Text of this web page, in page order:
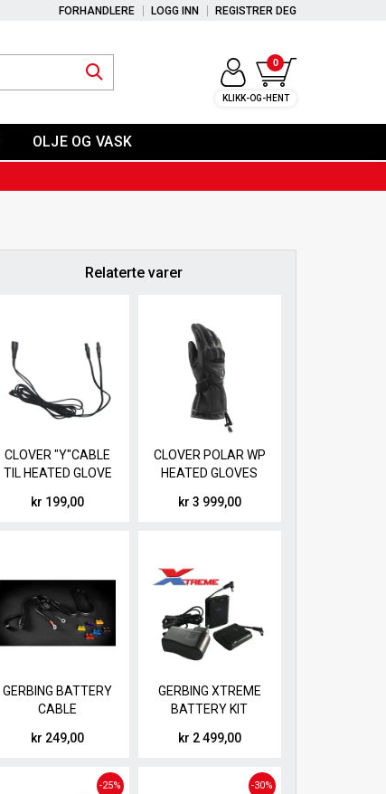
FORHANDLERE LOGG INN REGISTRER DEG
0
KLIKK-OG-HENT
OLJE OG VASK
Relaterte varer
CLOVER "Y"CABLE
TIL HEATED GLOVE
kr 199,00
CLOVER POLAR WP
HEATED GLOVES
kr 3 999,00
GERBING BATTERY
CABLE
kr 249,00
GERBING XTREME
BATTERY KIT
kr 2 499,00
-25% -30%